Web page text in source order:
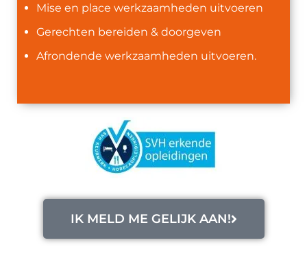
Mise en place werkzaamheden uitvoeren
Gerechten bereiden & doorgeven
Afrondende werkzaamheden uitvoeren.
IK MELD ME GELIJK AAN!